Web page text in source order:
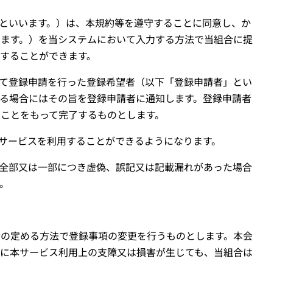
います。）は、本規約等を遵守することに同意し、か
す。）を当システムにおいて入力する方法で当組合に提
ることができます。
登録申請を行った登録希望者（以下「登録申請者」とい
場合にはその旨を登録申請者に通知します。登録申請者
をもって完了するものとします。
ビスを利用することができるようになります。
部又は一部につき虚偽、誤記又は記載漏れがあった場合
定める方法で登録事項の変更を行うものとします。本会
本サービス利用上の支障又は損害が生じても、当組合は